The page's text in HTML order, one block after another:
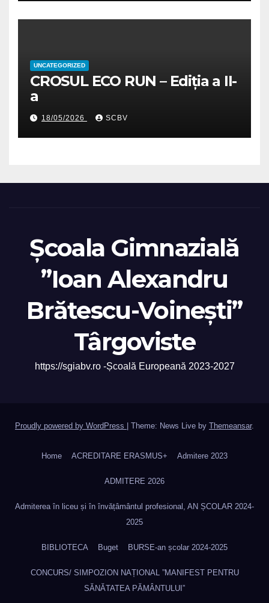
UNCATEGORIZED
CROSUL ECO RUN – Ediția a II-
a
18/05/2026 SCBV
Școala Gimnazială
”Ioan Alexandru
Brătescu-Voinești”
Târgoviste
https://sgiabv.ro -Școală Europeană 2023-2027
Proudly powered by WordPress Theme: News Live by Themeansar.
Home ACREDITARE ERASMUS+ Admitere 2023
ADMITERE 2026
Admiterea în liceu și în învățâmântul profesional, AN ȘCOLAR 2024-
2025
BIBLIOTECA Buget BURSE-an școlar 2024-2025
CONCURS/ SIMPOZION NAȚIONAL ”MANIFEST PENTRU
SĂNĂTATEA PĂMÂNTULUI”